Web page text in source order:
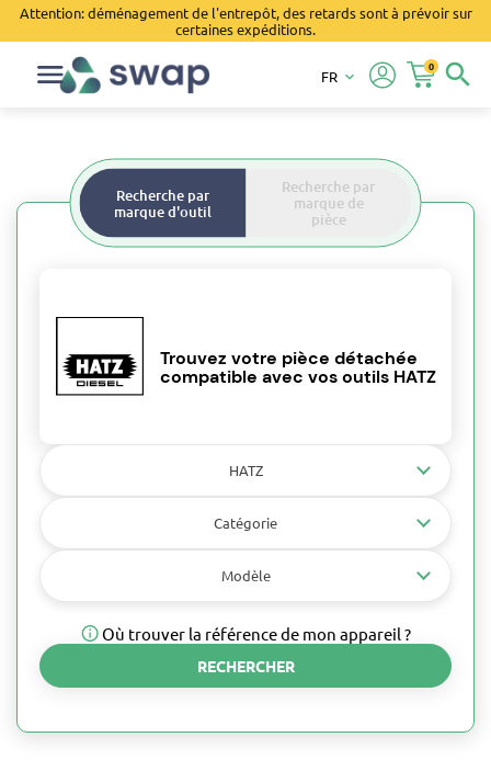
Attention: déménagement de l'entrepôt, des retards sont à prévoir sur
certaines expéditions.
search
0
FR keyboard_arrow_down
Recherche par
marque d'outil
Recherche par
marque de
pièce
Trouvez votre pièce détachée
compatible avec vos outils HATZ
HATZ
Catégorie
Modèle
Où trouver la référence de mon appareil ?
RECHERCHER